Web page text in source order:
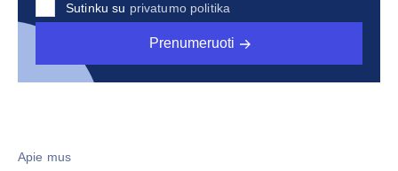
Sutinku su privatumo politika
Prenumeruoti
Apie mus